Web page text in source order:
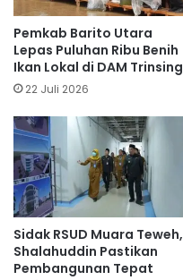
Pemkab Barito Utara
Lepas Puluhan Ribu Benih
Ikan Lokal di DAM Trinsing
22 Juli 2026
Sidak RSUD Muara Teweh,
Shalahuddin Pastikan
Pembangunan Tepat